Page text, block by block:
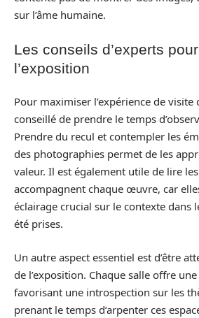
sur l’âme humaine.
Les conseils d’experts
l’exposition
Pour maximiser l’expérience de visite
conseillé de prendre le temps
Prendre du recul et contempler les
des photographies permet de les
valeur. Il est également utile de lire
accompagnent chaque œuvre, car
éclairage crucial sur le contexte dans
été prises.
Un autre aspect essentiel est d’être
de l’exposition. Chaque salle offre
favorisant une introspection sur les
prenant le temps d’arpenter ces